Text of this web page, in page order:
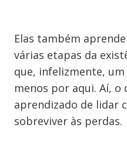
Elas também
várias etapas da
que, infelizmente,
menos por aqui. Aí,
aprendizado de lidar
sobreviver às perdas.